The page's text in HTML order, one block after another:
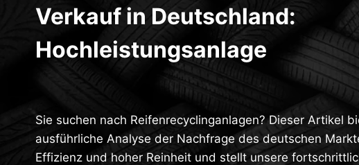
Verkauf in Deutschland:
Hochleistungsanlage
Sie suchen nach Reifenrecyclinganlagen? Dieser Artikel
ausführliche Analyse der Nachfrage des deutschen
Effizienz und hoher Reinheit und stellt unsere